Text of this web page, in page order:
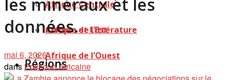
Afrique Centrale
Afrique de l’Est
Afrique de l’Ouest
Culture et Littérature
Régions
les minéraux et les
données.
mai 6, 2026
dans Politique Africaine